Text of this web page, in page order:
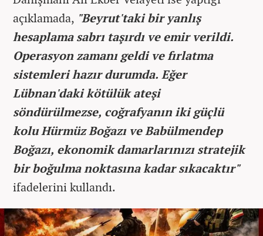
açıklamada, "Beyrut'taki bir yanlış
hesaplama sabrı taşırdı ve emir verildi.
Operasyon zamanı geldi ve fırlatma
sistemleri hazır durumda. Eğer
Lübnan'daki kötülük ateşi
söndürülmezse, coğrafyanın iki güçlü
kolu Hürmüz Boğazı ve Babülmendep
Boğazı, ekonomik damarlarınızı stratejik
bir boğulma noktasına kadar sıkacaktır"
ifadelerini kullandı.